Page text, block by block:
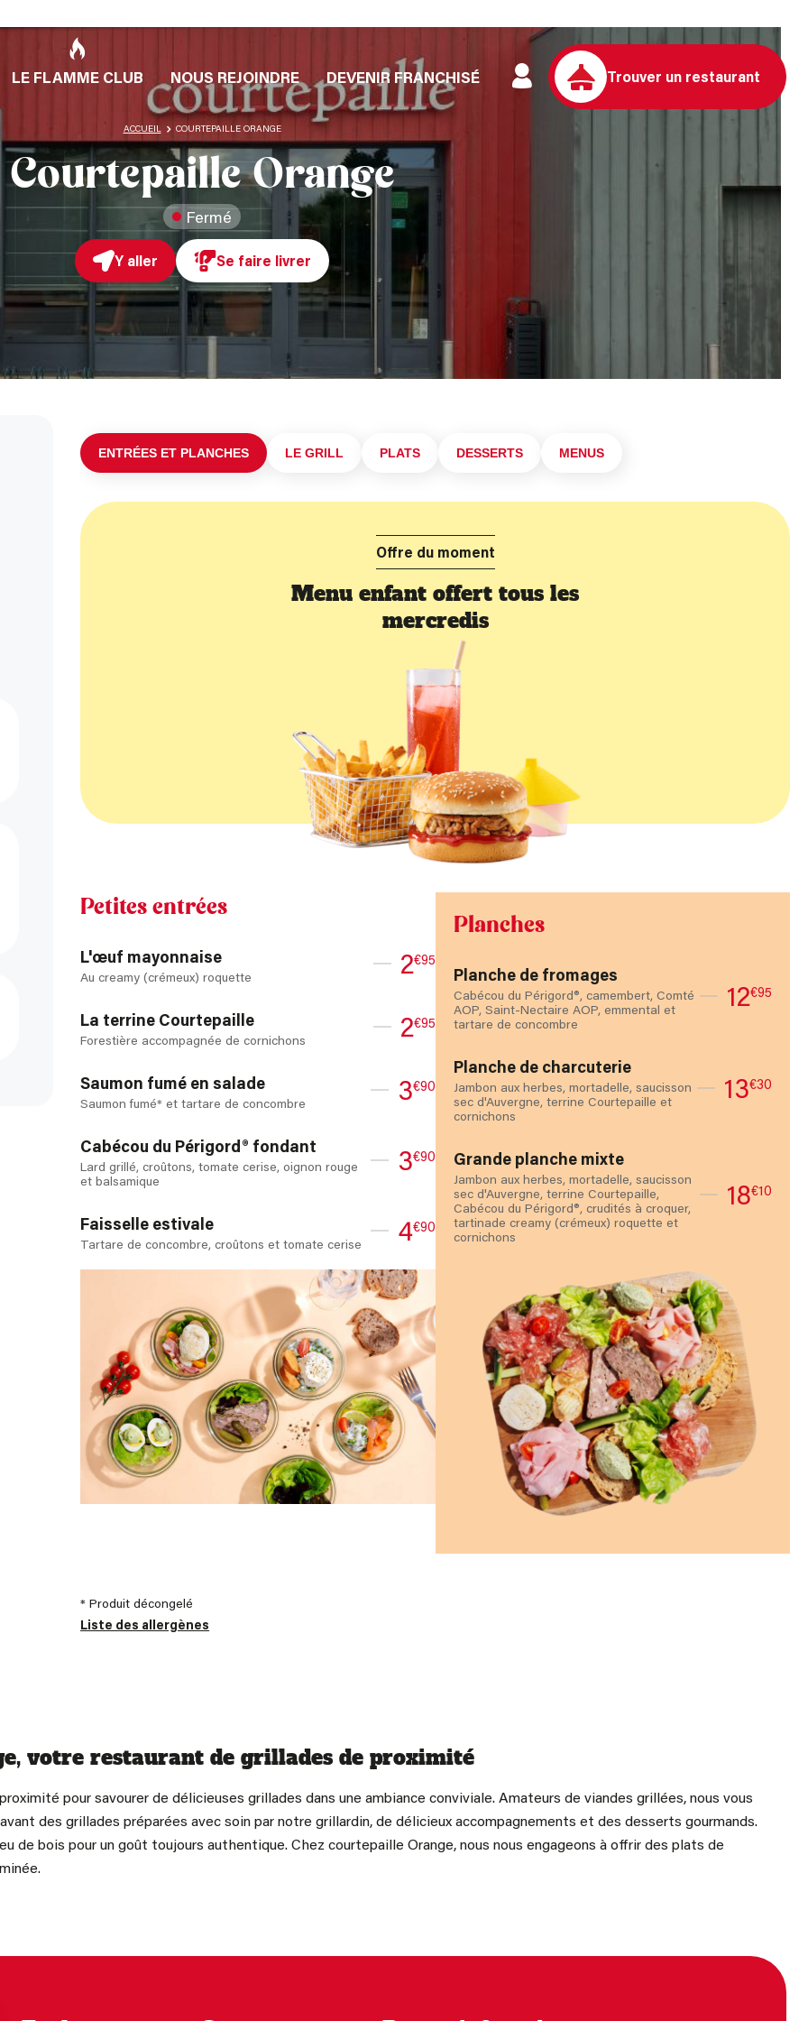
LE FLAMME CLUB NOUS REJOINDRE DEVENIR FRANCHISÉ Trouver un restaurant
ACCUEIL COURTEPAILLE ORANGE
Courtepaille Orange
Fermé
Y aller Se faire livrer
ENTRÉES ET PLANCHES LE GRILL PLATS DESSERTS MENUS
Offre du moment
Menu enfant offert tous les
mercredis
Petites entrées
L'œuf mayonnaise
Au creamy (crémeux) roquette 2€95
La terrine Courtepaille
Forestière accompagnée de cornichons 2€95
Saumon fumé en salade
Saumon fumé* et tartare de concombre 3€90
Cabécou du Périgord® fondant
Lard grillé, croûtons, tomate cerise, oignon rouge
et balsamique
3€90
Faisselle estivale
Tartare de concombre, croûtons et tomate cerise 4€90
Planches
Planche de fromages
Cabécou du Périgord®, camembert, Comté
AOP, Saint-Nectaire AOP, emmental et
tartare de concombre
12€95
Planche de charcuterie
Jambon aux herbes, mortadelle, saucisson
sec d'Auvergne, terrine Courtepaille et
cornichons
13€30
Grande planche mixte
Jambon aux herbes, mortadelle, saucisson
sec d'Auvergne, terrine Courtepaille,
Cabécou du Périgord®, crudités à croquer,
tartinade creamy (crémeux) roquette et
cornichons
18€10
* Produit décongelé
Liste des allergènes
votre restaurant de grillades de proximité
pour savourer de délicieuses grillades dans une ambiance conviviale. Amateurs de viandes grillées, nous vous
des grillades préparées avec soin par notre grillardin, de délicieux accompagnements et des desserts gourmands.
de bois pour un goût toujours authentique. Chez courtepaille Orange, nous nous engageons à offrir des plats de